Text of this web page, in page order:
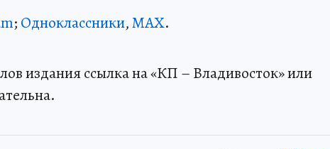
; Одноклассники,MAX.
издания ссылка на «КП – Владивосток» или